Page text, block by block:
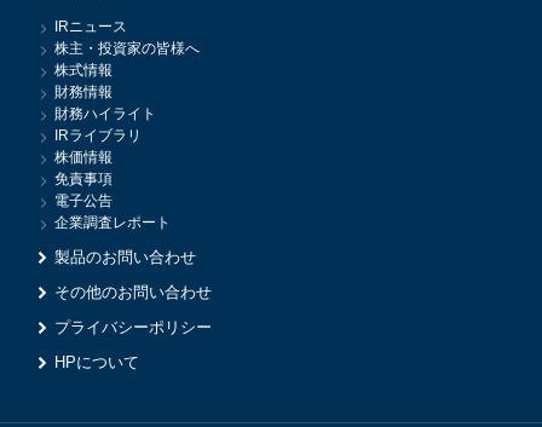
IRニュース
株主・投資家の皆様へ
株式情報
財務情報
財務ハイライト
IRライブラリ
株価情報
免責事項
電子公告
企業調査レポート
製品のお問い合わせ
その他のお問い合わせ
プライバシーポリシー
HPについて